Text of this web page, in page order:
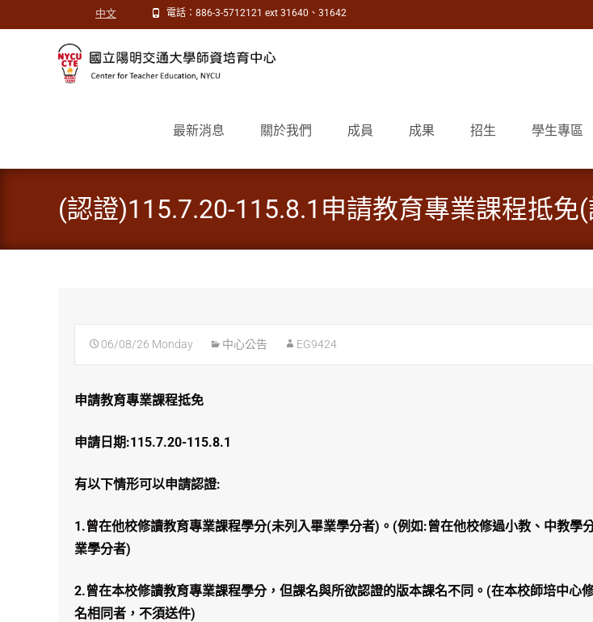
中文 電話：886-3-5712121 ext 31640、31642
最新消息 關於我們 成員 成果 招生 學生專區
(認證)115.7.20-115.8.1申請教育專業課程抵免
06/08/26 Monday 中心公告 EG9424
申請教育專業課程抵免
申請日期:115.7.20-115.8.1
有以下情形可以申請認證:
1.曾在他校修讀教育專業課程學分(未列入畢業學分者)。(例如:曾在他校修過小教、中教學
業學分者)
2.曾在本校修讀教育專業課程學分，但課名與所欲認證的版本課名不同。(在本校師培中心
名相同者，不須送件)